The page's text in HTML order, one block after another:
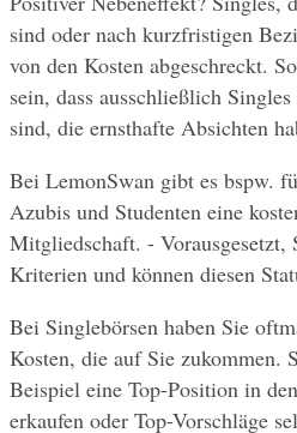
sind oder nach kurzfristigen
von den Kosten abgeschreckt.
sein, dass ausschließlich
sind, die ernsthafte Absichten
Bei LemonSwan gibt es bspw.
Azubis und Studenten eine
Mitgliedschaft. - Vorausgesetzt,
Kriterien und können diesen
Bei Singlebörsen haben Sie
Kosten, die auf Sie zukommen.
Beispiel eine Top-Position in
erkaufen oder Top-Vorschläge